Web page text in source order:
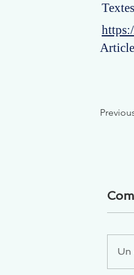
Un